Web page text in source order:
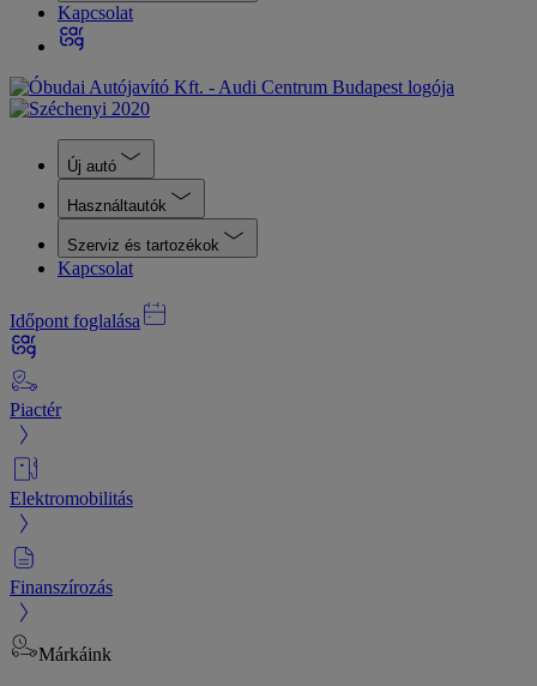
Kapcsolat
Új autó
Használtautók
Szerviz és tartozékok
Kapcsolat
Időpont foglalása
Piactér
Elektromobilitás
Finanszírozás
Márkáink